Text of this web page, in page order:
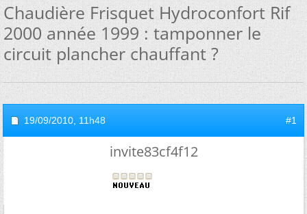
Chaudière Frisquet Hydroconfort Rif
2000 année 1999 : tamponner le
circuit plancher chauffant ?
19/09/2010, 11h48 #1
invite83cf4f12